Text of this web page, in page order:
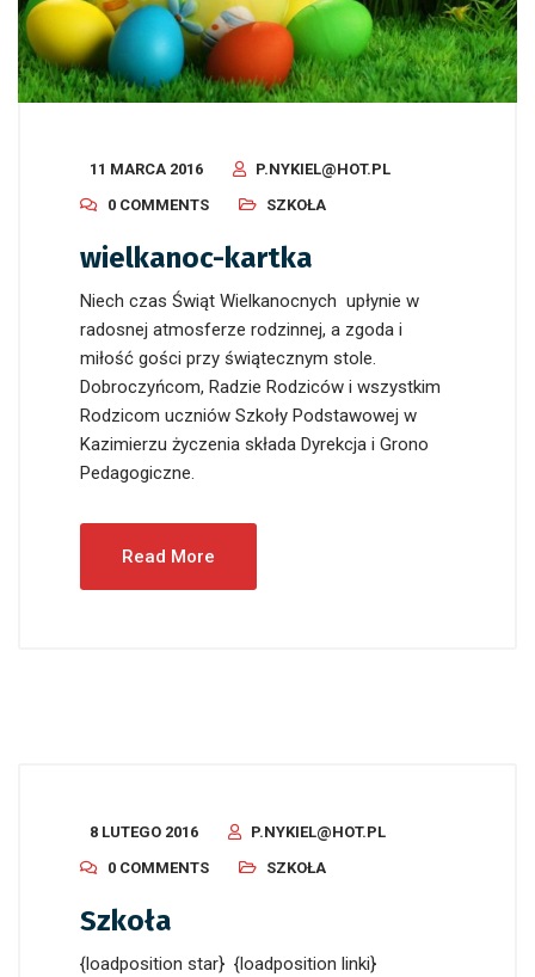
11 MARCA 2016
P.NYKIEL@HOT.PL
0 COMMENTS
SZKOŁA
wielkanoc-kartka
Niech czas Świąt Wielkanocnych upłynie w
radosnej atmosferze rodzinnej, a zgoda i
miłość gości przy świątecznym stole.
Dobroczyńcom, Radzie Rodziców i wszystkim
Rodzicom uczniów Szkoły Podstawowej w
Kazimierzu życzenia składa Dyrekcja i Grono
Pedagogiczne.
Read More
8 LUTEGO 2016
P.NYKIEL@HOT.PL
0 COMMENTS
SZKOŁA
Szkoła
{loadposition star} {loadposition linki}